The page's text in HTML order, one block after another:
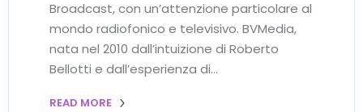
Broadcast, con un’attenzione particolare al
mondo radiofonico e televisivo. BVMedia,
nata nel 2010 dall’intuizione di Roberto
Bellotti e dall’esperienza di…
READ MORE